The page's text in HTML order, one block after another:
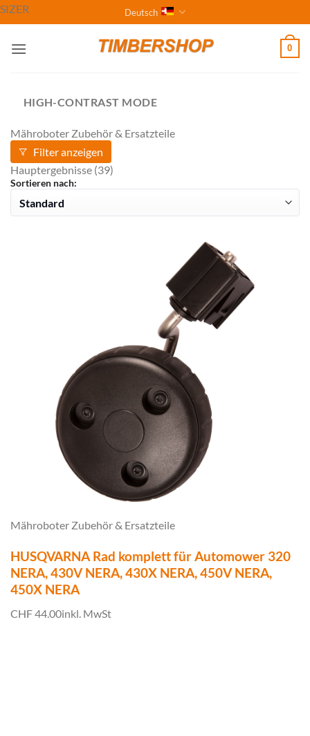
Zum
Inhalt
springen
Deutsch
0
HIGH-CONTRAST MODE
Mähroboter Zubehör & Ersatzteile
Filter anzeigen
Hauptergebnisse (39)
Sortieren nach:
Mähroboter Zubehör & Ersatzteile
HUSQVARNA Rad komplett für Automower 320
NERA, 430V NERA, 430X NERA, 450V NERA,
450X NERA
CHF 44.00inkl. MwSt
SIZER